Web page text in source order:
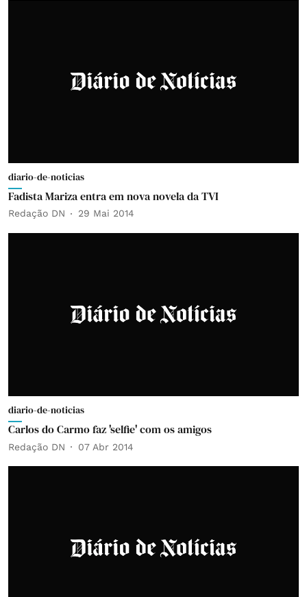
diario-de-noticias
Fadista Mariza entra em nova novela da TVI
Redação DN 29 Mai 2014
diario-de-noticias
Carlos do Carmo faz 'selfie' com os amigos
Redação DN 07 Abr 2014